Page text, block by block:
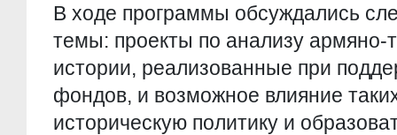
В ходе программы обсуждались
темы: проекты по анализу армяно-
истории, реализованные при
фондов, и возможное влияние
историческую политику и